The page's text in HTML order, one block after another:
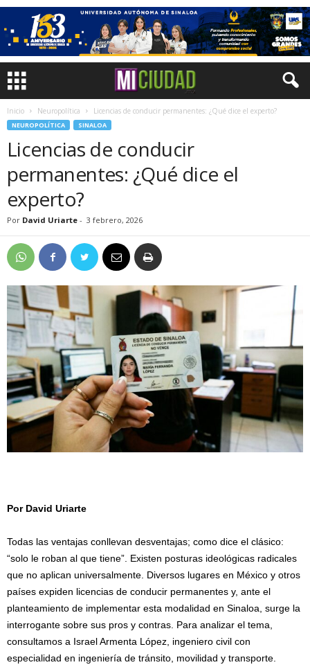
Inicio Neuropolítica Licencias de conducir permanentes: ¿Qué dice el experto?
NEUROPOLÍTICA SINALOA
Licencias de conducir
permanentes: ¿Qué dice el
experto?
Por David Uriarte - 3 febrero, 2026
Por David Uriarte
Todas las ventajas conllevan desventajas; como dice el clásico:
“solo le roban al que tiene”. Existen posturas ideológicas radicales
que no aplican universalmente. Diversos lugares en México y otros
países expiden licencias de conducir permanentes y, ante el
planteamiento de implementar esta modalidad en Sinaloa, surge la
interrogante sobre sus pros y contras. Para analizar el tema,
consultamos a Israel Armenta López, ingeniero civil con
especialidad en ingeniería de tránsito, movilidad y transporte.